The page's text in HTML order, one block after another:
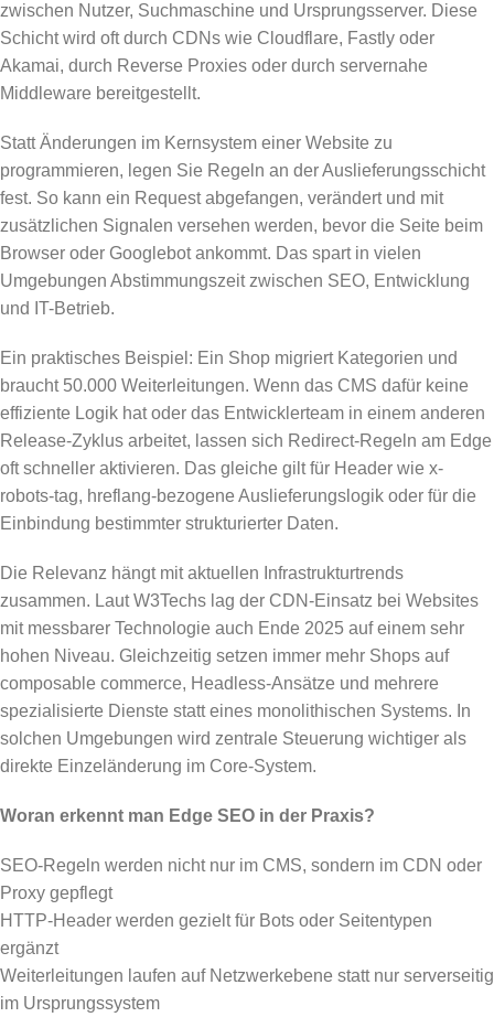
zwischen Nutzer, Suchmaschine und Ursprungsserver. Diese
Schicht wird oft durch CDNs wie Cloudflare, Fastly oder
Akamai, durch Reverse Proxies oder durch servernahe
Middleware bereitgestellt.
Statt Änderungen im Kernsystem einer Website zu
programmieren, legen Sie Regeln an der Auslieferungsschicht
fest. So kann ein Request abgefangen, verändert und mit
zusätzlichen Signalen versehen werden, bevor die Seite beim
Browser oder Googlebot ankommt. Das spart in vielen
Umgebungen Abstimmungszeit zwischen SEO, Entwicklung
und IT-Betrieb.
Ein praktisches Beispiel: Ein Shop migriert Kategorien und
braucht 50.000 Weiterleitungen. Wenn das CMS dafür keine
effiziente Logik hat oder das Entwicklerteam in einem anderen
Release-Zyklus arbeitet, lassen sich Redirect-Regeln am Edge
oft schneller aktivieren. Das gleiche gilt für Header wie x-
robots-tag, hreflang-bezogene Auslieferungslogik oder für die
Einbindung bestimmter strukturierter Daten.
Die Relevanz hängt mit aktuellen Infrastrukturtrends
zusammen. Laut W3Techs lag der CDN-Einsatz bei Websites
mit messbarer Technologie auch Ende 2025 auf einem sehr
hohen Niveau. Gleichzeitig setzen immer mehr Shops auf
composable commerce, Headless-Ansätze und mehrere
spezialisierte Dienste statt eines monolithischen Systems. In
solchen Umgebungen wird zentrale Steuerung wichtiger als
direkte Einzeländerung im Core-System.
Woran erkennt man Edge SEO in der Praxis?
SEO-Regeln werden nicht nur im CMS, sondern im CDN oder
Proxy gepflegt
HTTP-Header werden gezielt für Bots oder Seitentypen
ergänzt
Weiterleitungen laufen auf Netzwerkebene statt nur serverseitig
im Ursprungssystem